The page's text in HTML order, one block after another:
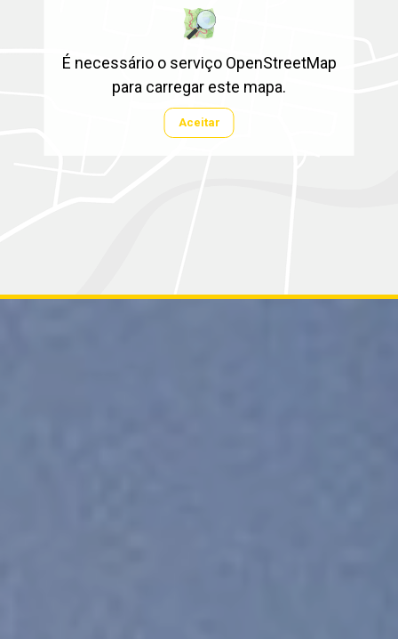
É necessário o serviço OpenStreetMap
para carregar este mapa.
Aceitar